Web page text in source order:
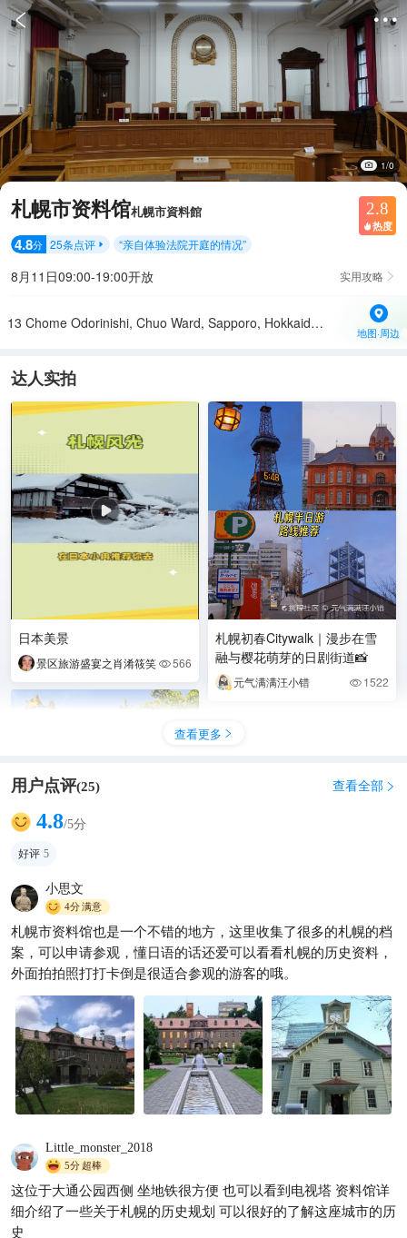
 
1/0
札幌市资料馆札幌市資料館 2.8
 热度
4.8分 25条点评  “亲自体验法院开庭的情况”
8月11日09:00-19:00开放 实用攻略 
13 Chome Odorinishi, Chuo Ward, Sapporo, Hokkaido 060-0042日本
地图·周边
达人实拍
日本美景
景区旅游盛宴之肖淆筱笑 566
打卡超级梦幻的札幌市资料馆
我们经过一个巨大的广场，来
到了札幌市资料馆。现在想起
来，札幌市资料
高之味 4931
札幌初春Citywalk｜漫步在雪
融与樱花萌芽的日剧街道📸
元气满满汪小错  1522
查看更多 
用户点评(25) 查看全部 
4.8/5分
好评 5
小思文
4分满意
札幌市资料馆也是一个不错的地方，这里收集了很多的札幌的档
案，可以申请参观，懂日语的话还爱可以看看札幌的历史资料，
外面拍拍照打打卡倒是很适合参观的游客的哦。
Little_monster_2018
5分超棒
这位于大通公园西侧 坐地铁很方便 也可以看到电视塔 资料馆详
细介绍了一些关于札幌的历史规划 可以很好的了解这座城市的历
史